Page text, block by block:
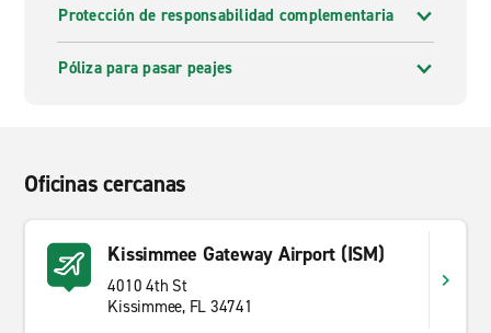
Protección de responsabilidad complementaria
Póliza para pasar peajes
Oficinas cercanas
Kissimmee Gateway Airport (ISM)
4010 4th St
Kissimmee, FL 34741